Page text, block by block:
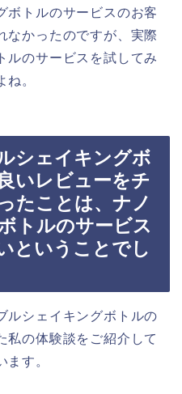
ボトルのサービスのお客
なかったのですが、実際
ルのサービスを試してみ
。
シェイキングボ
いレビューをチ
たことは、ナノ
トルのサービス
ということでし
ルシェイキングボトルの
私の体験談をご紹介して
す。